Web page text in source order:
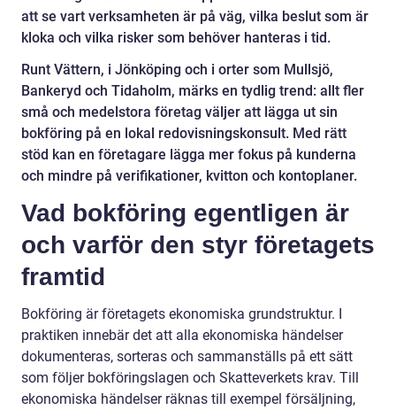
att se vart verksamheten är på väg, vilka beslut som är
kloka och vilka risker som behöver hanteras i tid.
Runt Vättern, i Jönköping och i orter som Mullsjö,
Bankeryd och Tidaholm, märks en tydlig trend: allt fler
små och medelstora företag väljer att lägga ut sin
bokföring på en lokal redovisningskonsult. Med rätt
stöd kan en företagare lägga mer fokus på kunderna
och mindre på verifikationer, kvitton och kontoplaner.
Vad bokföring egentligen är
och varför den styr företagets
framtid
Bokföring är företagets ekonomiska grundstruktur. I
praktiken innebär det att alla ekonomiska händelser
dokumenteras, sorteras och sammanställs på ett sätt
som följer bokföringslagen och Skatteverkets krav. Till
ekonomiska händelser räknas till exempel försäljning,